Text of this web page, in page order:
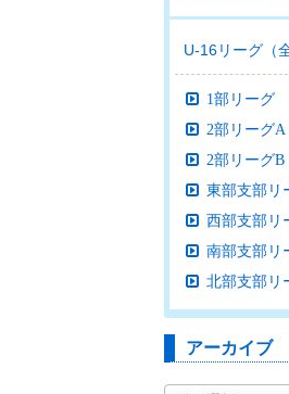
U-16リーグ（
1部リーグ
2部リーグA
2部リーグB
東部支部リ
西部支部リ
南部支部リ
北部支部リ
アーカイブ